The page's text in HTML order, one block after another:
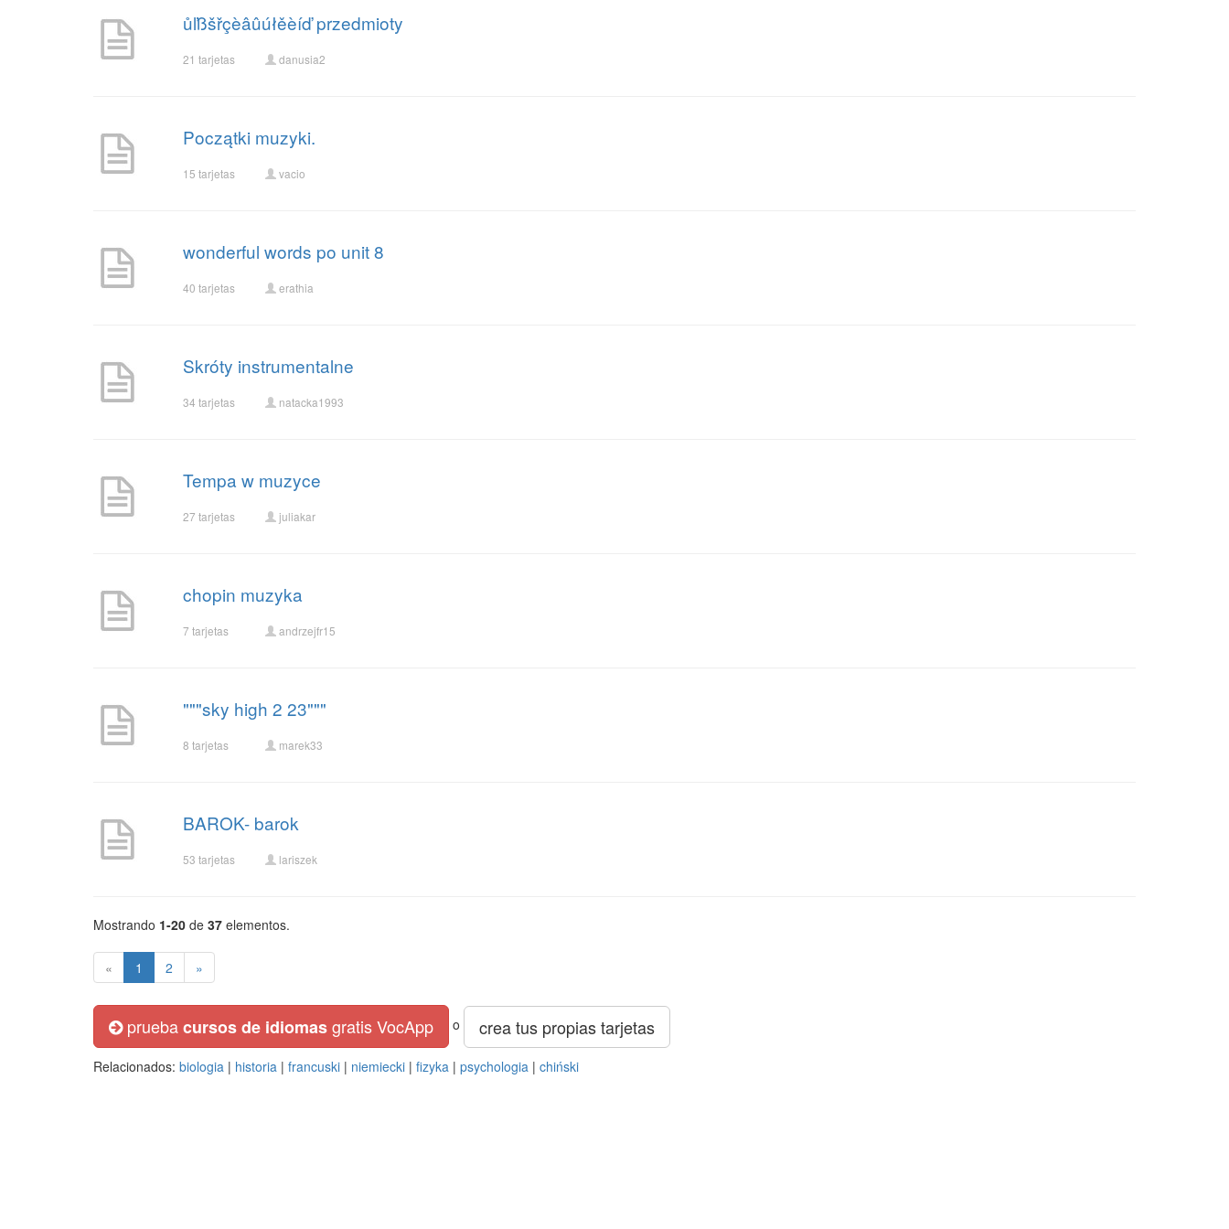
ůľßšřçèâûúłěèíď przedmioty
21 tarjetas danusia2
Początki muzyki.
15 tarjetas vacio
wonderful words po unit 8
40 tarjetas erathia
Skróty instrumentalne
34 tarjetas natacka1993
Tempa w muzyce
27 tarjetas juliakar
chopin muzyka
7 tarjetas andrzejfr15
"""sky high 2 23"""
8 tarjetas marek33
BAROK- barok
53 tarjetas lariszek
Mostrando 1-20 de 37 elementos.
« 1 2 »
pruebacursos de idiomasgratis VocApp o crea tus propias tarjetas
Relacionados: biologia | historia | francuski | niemiecki | fizyka | psychologia | chiński